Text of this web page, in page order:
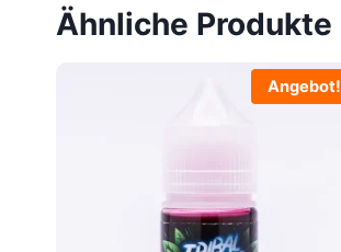
Ähnliche Produkte
Angebot!